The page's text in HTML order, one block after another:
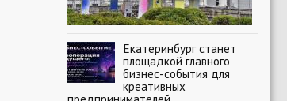
Екатеринбург станет
площадкой главного
бизнес-события для
креативных